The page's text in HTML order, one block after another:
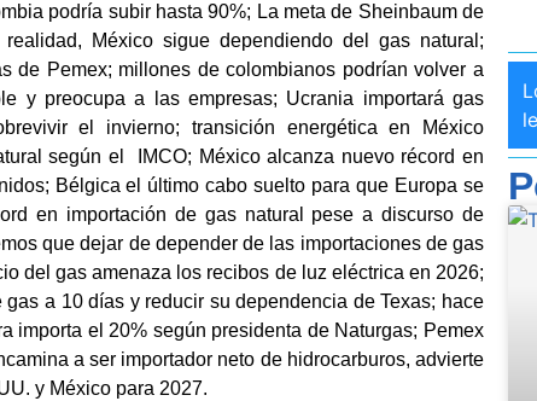
podría subir hasta 90%; La meta de Sheinbaum de
México sigue dependiendo del gas natural;
de Pemex; millones de colombianos podrían volver a
y preocupa a las empresas; Ucrania importará gas
el invierno; transición energética en México
según el IMCO; México alcanza nuevo récord en
Bélgica el último cabo suelto para que Europa se
en importación de gas natural pese a discurso de
que dejar de depender de las importaciones de gas
del gas amenaza los recibos de luz eléctrica en 2026;
a 10 días y reducir su dependencia de Texas; hace
importa el 20% según presidenta de Naturgas; Pemex
a ser importador neto de hidrocarburos, advierte
y México para 2027.